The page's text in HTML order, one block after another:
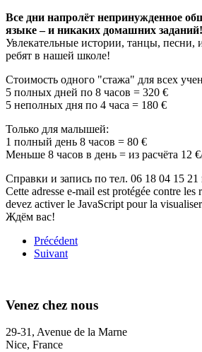
Все дни напролёт непринужденное
языке – и никаких домашних заданий!
Увлекательные истории, танцы, песни,
ребят в нашей школе!
Стоимость одного "стажа" для всех
5 полных дней по 8 часов = 320 €
5 неполных дня по 4 часа = 180 €
Только для малышей:
1 полный день 8 часов = 80 €
Меньше 8 часов в день = из расчёта 12
Справки и запись по тел. 06 18 04 15 21
Cette adresse e-mail est protégée contre les
devez activer le JavaScript pour la
Ждём вас!
Précédent
Suivant
Venez chez nous
29-31, Avenue de la Marne
Nice, France